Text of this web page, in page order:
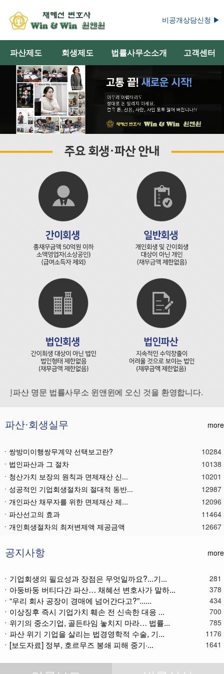
비공개상담신청 ▶
파산제도 회생제도 법률사무소소개 고객센터
파산 명문 법률사무소 윈앤윈에 오신 것을 환영합니다.
파산·회생실무 more
ㆍ쌍방미이행쌍무계약 선택보고란?
10284
ㆍ법인파산과 그 절차
10138
ㆍ청산가치 보장의 원칙과 면제재산 신...
10201
ㆍ성공적인 기업회생절차의 절대적 동반...
12987
ㆍ개인파산 채무자를 위한 면제재산 제...
12096
ㆍ파산선고의 효과
11464
ㆍ 개인회생절차의 최저변제액 제공금액
12667
ㆍ기업회생제도와 기업파산제도
11615
ㆍ법인파산 후 이사의 연대보증책임 해...
11567
ㆍ법인파산절차와 기업회생절차 개요
11865
ㆍ개인회생재단채권(우선권이 있는 채권...
11109
ㆍ개인회생재단이란?
11033
ㆍ개인회생채권이란?
11270
ㆍ가용소득이란?
11217
ㆍ회생신청 후 경매절차 정지신청은?
ㆍ별제권부 채권(회생절차에서의 근저당...
12171
공지사항 more
ㆍ기업회생의 필요성과 장점은 무엇일까요?...기... 281
ㆍ아둥바둥 버티다간 파산… 채혜선 변호사가 말하... 378
ㆍ“우리 회사 공장이 경매에 넘어간다고?”...... 434
ㆍ이상징후 즉시 기업가치 훼손 전 신속한 대응 ... 700
ㆍ위기의 중소기업, 골든타임 놓치지 마라… 법률... 785
ㆍ파산 위기 기업을 살리는 법경영학적 수술, 기... 1176
ㆍ[보도자료] 정부, 호르무즈 봉쇄 피해 중기·... 1641